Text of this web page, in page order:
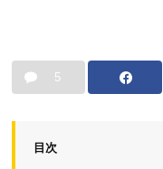
5
目次